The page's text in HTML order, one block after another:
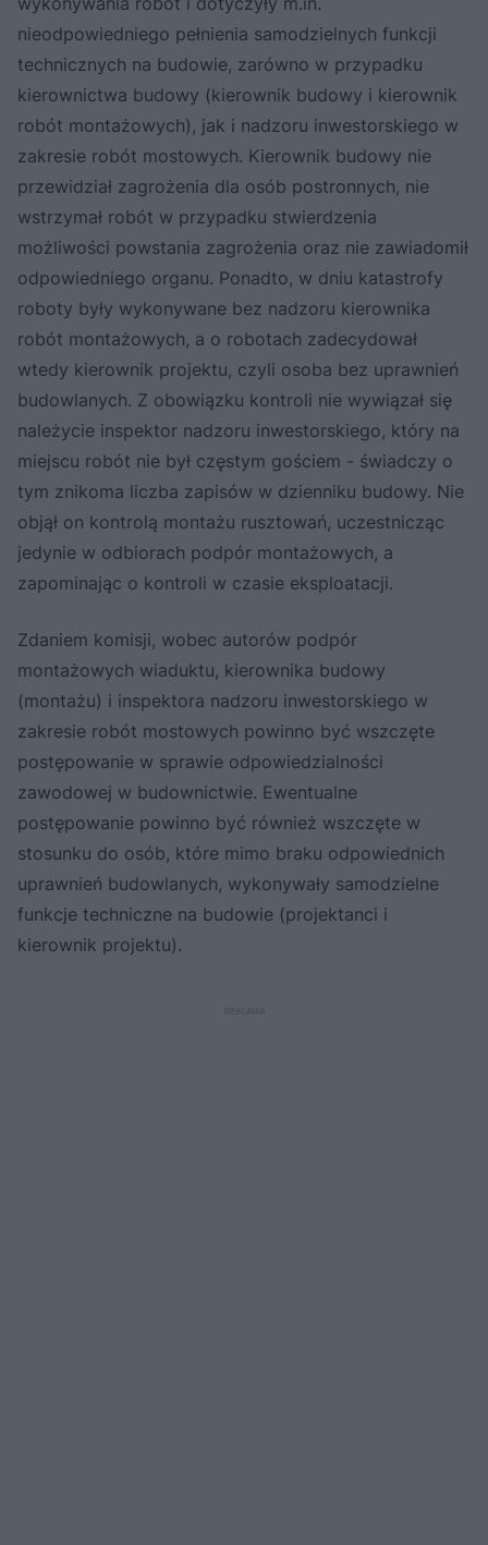
nieodpowiedniego pełnienia samodzielnych funkcji
technicznych na budowie, zarówno w przypadku
kierownictwa budowy (kierownik budowy i kierownik
robót montażowych), jak i nadzoru inwestorskiego w
zakresie robót mostowych. Kierownik budowy nie
przewidział zagrożenia dla osób postronnych, nie
wstrzymał robót w przypadku stwierdzenia
możliwości powstania zagrożenia oraz nie zawiadomił
odpowiedniego organu. Ponadto, w dniu katastrofy
roboty były wykonywane bez nadzoru kierownika
robót montażowych, a o robotach zadecydował
wtedy kierownik projektu, czyli osoba bez uprawnień
budowlanych. Z obowiązku kontroli nie wywiązał się
należycie inspektor nadzoru inwestorskiego, który na
miejscu robót nie był częstym gościem - świadczy o
tym znikoma liczba zapisów w dzienniku budowy. Nie
objął on kontrolą montażu rusztowań, uczestnicząc
jedynie w odbiorach podpór montażowych, a
zapominając o kontroli w czasie eksploatacji.
Zdaniem komisji, wobec autorów podpór
montażowych wiaduktu, kierownika budowy
(montażu) i inspektora nadzoru inwestorskiego w
zakresie robót mostowych powinno być wszczęte
postępowanie w sprawie odpowiedzialności
zawodowej w budownictwie. Ewentualne
postępowanie powinno być również wszczęte w
stosunku do osób, które mimo braku odpowiednich
uprawnień budowlanych, wykonywały samodzielne
funkcje techniczne na budowie (projektanci i
kierownik projektu).